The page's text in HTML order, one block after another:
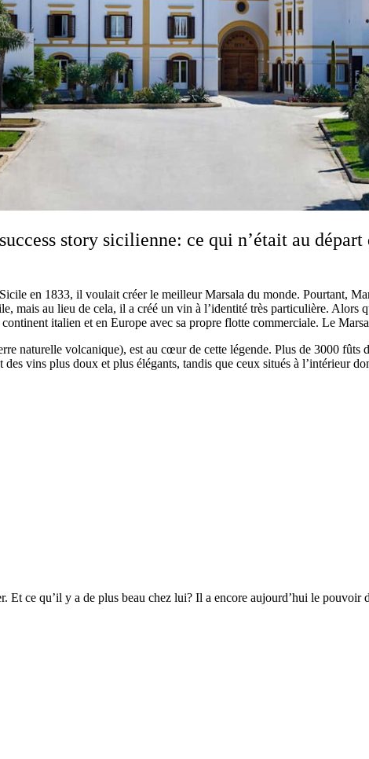
story sicilienne: ce qui n’était au départ
en 1833, il voulait créer le meilleur Marsala du monde. Pourtant,
mais au lieu de cela, il a créé un vin à l’identité très particulière.
italien et en Europe avec sa propre flotte commerciale. Le
naturelle volcanique), est au cœur de cette légende. Plus de 3000 fûts
vins plus doux et plus élégants, tandis que ceux situés à l’intérieur
Et ce qu’il y a de plus beau chez lui? Il a encore aujourd’hui le pouvoir